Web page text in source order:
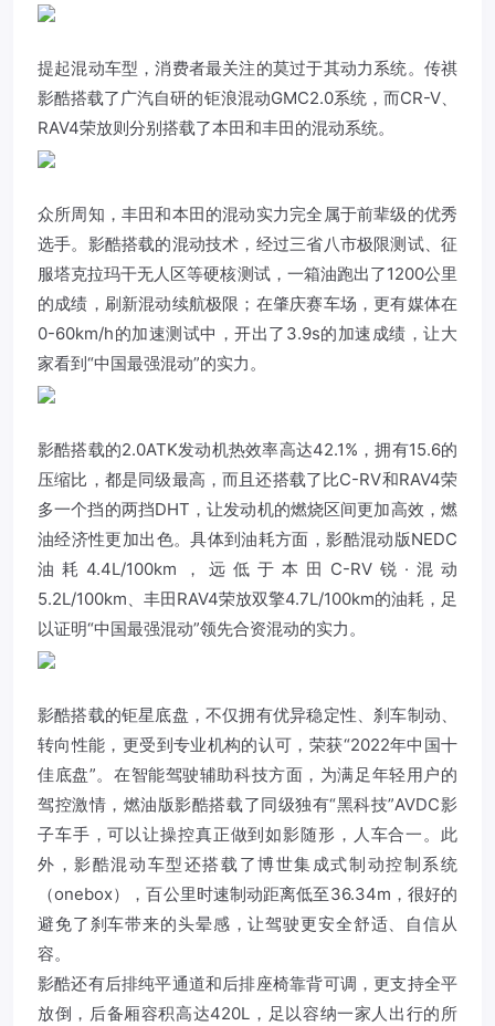
提起混动车型，消费者最关注的莫过于其动力系统。传祺
影酷搭载了广汽自研的钜浪混动GMC2.0系统，而CR-V、
RAV4荣放则分别搭载了本田和丰田的混动系统。
众所周知，丰田和本田的混动实力完全属于前辈级的优秀
选手。影酷搭载的混动技术，经过三省八市极限测试、征
服塔克拉玛干无人区等硬核测试，一箱油跑出了1200公里
的成绩，刷新混动续航极限；在肇庆赛车场，更有媒体在
0-60km/h的加速测试中，开出了3.9s的加速成绩，让大
家看到“中国最强混动”的实力。
影酷搭载的2.0ATK发动机热效率高达42.1%，拥有15.6的
压缩比，都是同级最高，而且还搭载了比C-RV和RAV4荣
多一个挡的两挡DHT，让发动机的燃烧区间更加高效，燃
油经济性更加出色。具体到油耗方面，影酷混动版NEDC
油耗4.4L/100km，远低于本田C-RV锐·混动
5.2L/100km、丰田RAV4荣放双擎4.7L/100km的油耗，足
以证明“中国最强混动”领先合资混动的实力。
影酷搭载的钜星底盘，不仅拥有优异稳定性、刹车制动、
转向性能，更受到专业机构的认可，荣获“2022年中国十
佳底盘”。在智能驾驶辅助科技方面，为满足年轻用户的
驾控激情，燃油版影酷搭载了同级独有“黑科技”AVDC影
子车手，可以让操控真正做到如影随形，人车合一。此
外，影酷混动车型还搭载了博世集成式制动控制系统
（onebox），百公里时速制动距离低至36.34m，很好的
避免了刹车带来的头晕感，让驾驶更安全舒适、自信从
容。
影酷还有后排纯平通道和后排座椅靠背可调，更支持全平
放倒，后备厢容积高达420L，足以容纳一家人出行的所